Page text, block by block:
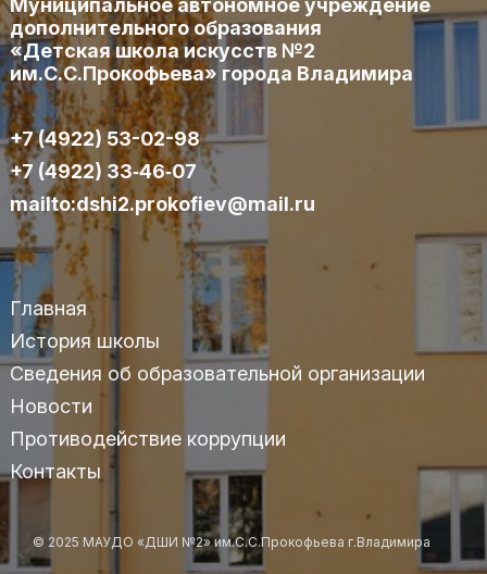
Муниципальное автономное учреждение
дополнительного образования
«Детская школа искусств №2
им.С.С.Прокофьева» города Владимира
+7 (4922) 53-02-98
+7 (4922) 33‑46‑07
mailto:dshi2.prokofiev@mail.ru
Главная
История школы
Сведения об образовательной организации
Новости
Противодействие коррупции
Контакты
© 2025 МАУДО «ДШИ №2» им.С.С.Прокофьева г.Владимира